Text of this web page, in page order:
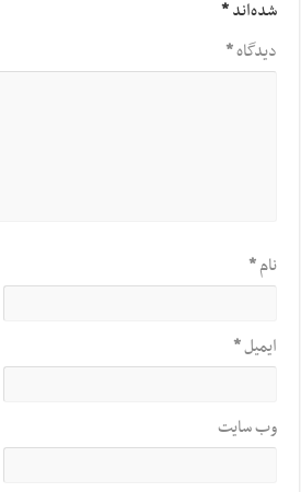
شده‌اند*
دیدگاه*
نام*
ایمیل*
وب‌ سایت